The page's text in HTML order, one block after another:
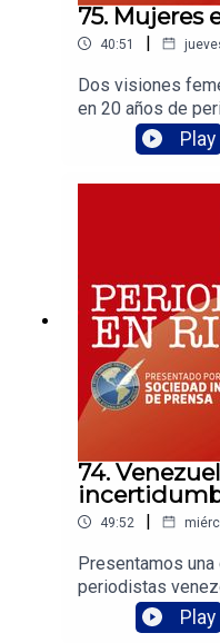
75. Mujeres
40:51 |
Dos visiones
en 20 años de
Ivonne Melgar y
visión de lo que
de la mujer.
Play
74.
49:52 |
Presentamos
periodistas
Hernández y
preocupación lo
Play